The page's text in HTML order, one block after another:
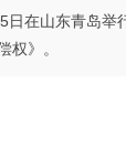
在山东青岛
权》。